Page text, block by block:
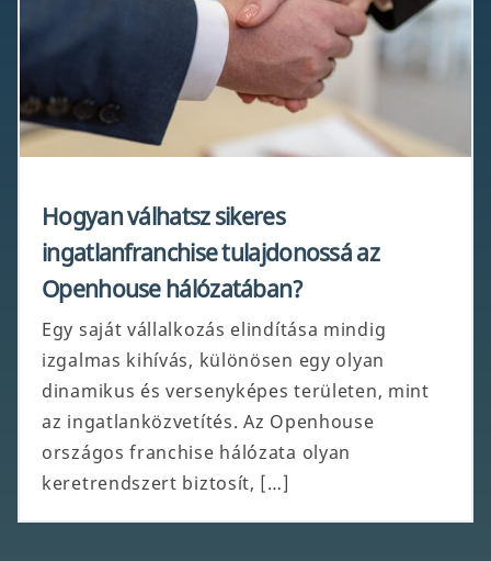
Hogyan válhatsz sikeres
ingatlanfranchise tulajdonossá az
Openhouse hálózatában?
Egy saját vállalkozás elindítása mindig
izgalmas kihívás, különösen egy olyan
dinamikus és versenyképes területen, mint
az ingatlanközvetítés. Az Openhouse
országos franchise hálózata olyan
keretrendszert biztosít, […]